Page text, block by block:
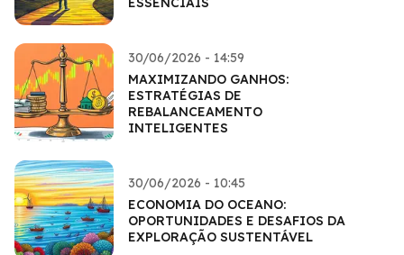
30/06/2026 - 14:59
MAXIMIZANDO GANHOS:
ESTRATÉGIAS DE
REBALANCEAMENTO
INTELIGENTES
30/06/2026 - 10:45
ECONOMIA DO OCEANO:
OPORTUNIDADES E DESAFIOS DA
EXPLORAÇÃO SUSTENTÁVEL